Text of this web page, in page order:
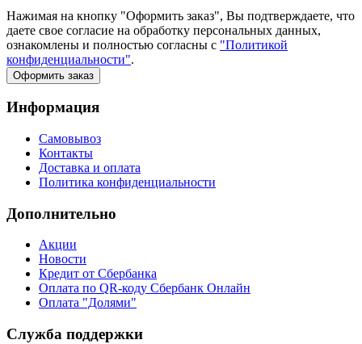
Нажимая на кнопку "Оформить заказ", Вы подтверждаете, что
даете свое согласие на обработку персональных данных,
ознакомлены и полностью согласны с "Политикой
конфиденциальности".
Оформить заказ
Информация
Самовывоз
Контакты
Доставка и оплата
Политика конфиденциальности
Дополнительно
Акции
Новости
Кредит от Сбербанка
Оплата по QR-коду Сбербанк Онлайн
Оплата "Долями"
Служба поддержки